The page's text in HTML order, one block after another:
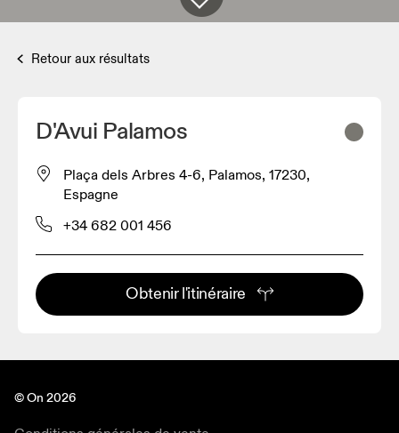
Retour aux résultats
D'Avui Palamos
Plaça dels Arbres 4-6, Palamos, 17230,
Espagne
+34 682 001 456
Obtenir l'itinéraire
© On 2026